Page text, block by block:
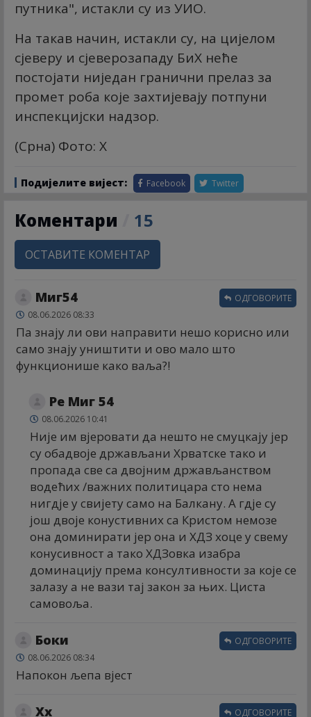
путника", истакли су из УИО.
На такав начин, истакли су, на цијелом
сјеверу и сјеверозападу БиХ неће
постојати ниједан гранични прелаз за
промет роба које захтијевају потпуни
инспекцијски надзор.
(Срна) Фото: X
Подијелите вијест: Facebook Twitter
Коментари 15
ОСТАВИТЕ КОМЕНТАР
Миг54
08.06.2026 08:33
Па знају ли ови направити нешо корисно или
само знају уништити и ово мало што
функционише како ваља?!
ОДГОВОРИТЕ
Ре Миг 54
08.06.2026 10:41
Није им вјеровати да нешто не смуцкају јер
су обадвоје држављани Хрватске тако и
пропада све са двојним држављанством
водећих /важних политицара сто нема
нигдје у свијету само на Балкану. А гдје су
још двоје конустивних са Кристом немозе
она доминирати јер она и ХДЗ хоце у свему
конусивност а тако ХДЗовка изабра
доминацију према консултивности за које се
залазу а не вази тај закон за њих. Циста
самовоља.
Боки
08.06.2026 08:34
Напокон љепа вјест
ОДГОВОРИТЕ
Xx ОДГОВОРИТЕ